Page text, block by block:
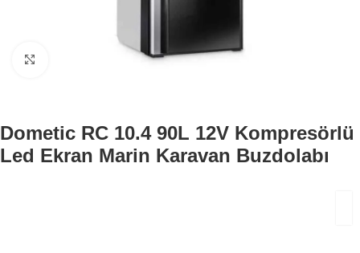
Büyütmek için tıklayın
Dometic RC 10.4 90L 12V Kompresörlü
Led Ekran Marin Karavan Buzdolabı